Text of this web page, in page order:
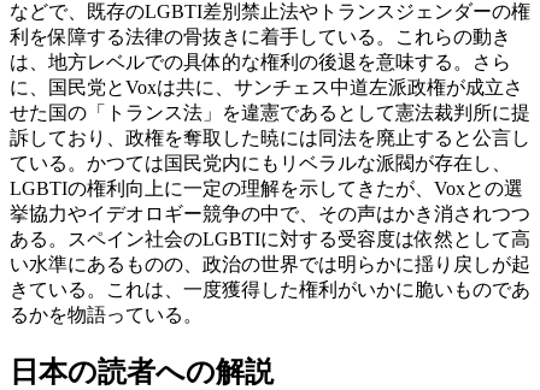
などで、既存のLGBTI差別禁止法やトランスジェンダーの権
利を保障する法律の骨抜きに着手している。これらの動き
は、地方レベルでの具体的な権利の後退を意味する。さら
に、国民党とVoxは共に、サンチェス中道左派政権が成立さ
せた国の「トランス法」を違憲であるとして憲法裁判所に提
訴しており、政権を奪取した暁には同法を廃止すると公言し
ている。かつては国民党内にもリベラルな派閥が存在し、
LGBTIの権利向上に一定の理解を示してきたが、Voxとの選
挙協力やイデオロギー競争の中で、その声はかき消されつつ
ある。スペイン社会のLGBTIに対する受容度は依然として高
い水準にあるものの、政治の世界では明らかに揺り戻しが起
きている。これは、一度獲得した権利がいかに脆いものであ
るかを物語っている。
日本の読者への解説